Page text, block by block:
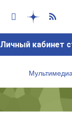
Личный кабинет